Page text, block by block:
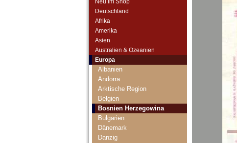
Deutschland
Afrika
Amerika
Asien
Australien & Ozeanien
Europa
Albanien
Andorra
Arktische Region
Belgien
Bosnien Herzegowina
Bulgarien
Dänemark
Danzig